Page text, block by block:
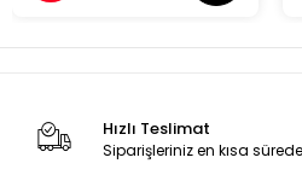
Hızlı Teslimat
Siparişleriniz en kısa